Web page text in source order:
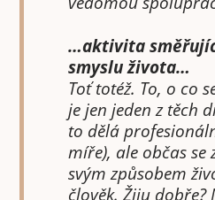
…aktivita
smyslu života…
Toť totéž. To, o co
je jen jeden z těch
to dělá
míře), ale občas se
svým způsobem
člověk. Žiju dobře?